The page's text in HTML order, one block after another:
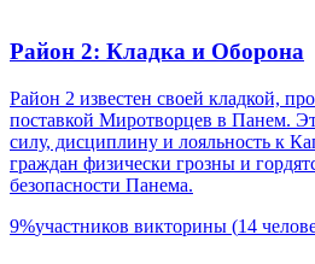
Район 2: Кладка и Оборона
Район 2 известен своей кладкой,
поставкой Миротворцев в Панем.
силу, дисциплину и лояльность к
граждан физически грозны и
безопасности Панема.
9%участников викторины (14